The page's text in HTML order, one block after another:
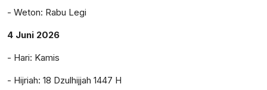
- Weton: Rabu Legi
4 Juni 2026
- Hari: Kamis
- Hijriah: 18 Dzulhijjah 1447 H